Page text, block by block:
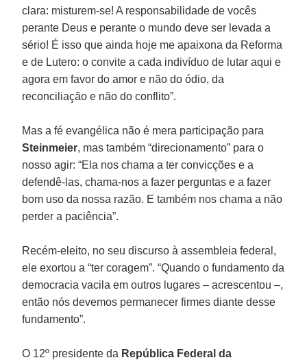
clara: misturem-se! A responsabilidade de vocês
perante Deus e perante o mundo deve ser levada a
sério! É isso que ainda hoje me apaixona da Reforma
e de Lutero: o convite a cada indivíduo de lutar aqui e
agora em favor do amor e não do ódio, da
reconciliação e não do conflito”.
Mas a fé evangélica não é mera participação para
Steinmeier, mas também “direcionamento” para o
nosso agir: “Ela nos chama a ter convicções e a
defendê-las, chama-nos a fazer perguntas e a fazer
bom uso da nossa razão. E também nos chama a não
perder a paciência”.
Recém-eleito, no seu discurso à assembleia federal,
ele exortou a “ter coragem”. “Quando o fundamento da
democracia vacila em outros lugares – acrescentou –,
então nós devemos permanecer firmes diante desse
fundamento”.
O 12º presidente da República Federal da